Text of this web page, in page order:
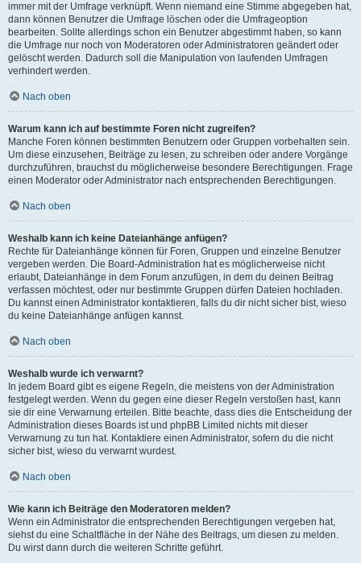
immer mit der Umfrage verknüpft. Wenn niemand eine Stimme abgegeben hat,
dann können Benutzer die Umfrage löschen oder die Umfrageoption
bearbeiten. Sollte allerdings schon ein Benutzer abgestimmt haben, so kann
die Umfrage nur noch von Moderatoren oder Administratoren geändert oder
gelöscht werden. Dadurch soll die Manipulation von laufenden Umfragen
verhindert werden.
Nach oben
Warum kann ich auf bestimmte Foren nicht zugreifen?
Manche Foren können bestimmten Benutzern oder Gruppen vorbehalten sein.
Um diese einzusehen, Beiträge zu lesen, zu schreiben oder andere Vorgänge
durchzuführen, brauchst du möglicherweise besondere Berechtigungen. Frage
einen Moderator oder Administrator nach entsprechenden Berechtigungen.
Nach oben
Weshalb kann ich keine Dateianhänge anfügen?
Rechte für Dateianhänge können für Foren, Gruppen und einzelne Benutzer
vergeben werden. Die Board-Administration hat es möglicherweise nicht
erlaubt, Dateianhänge in dem Forum anzufügen, in dem du deinen Beitrag
verfassen möchtest, oder nur bestimmte Gruppen dürfen Dateien hochladen.
Du kannst einen Administrator kontaktieren, falls du dir nicht sicher bist, wieso
du keine Dateianhänge anfügen kannst.
Nach oben
Weshalb wurde ich verwarnt?
In jedem Board gibt es eigene Regeln, die meistens von der Administration
festgelegt werden. Wenn du gegen eine dieser Regeln verstoßen hast, kann
sie dir eine Verwarnung erteilen. Bitte beachte, dass dies die Entscheidung der
Administration dieses Boards ist und phpBB Limited nichts mit dieser
Verwarnung zu tun hat. Kontaktiere einen Administrator, sofern du die nicht
sicher bist, wieso du verwarnt wurdest.
Nach oben
Wie kann ich Beiträge den Moderatoren melden?
Wenn ein Administrator die entsprechenden Berechtigungen vergeben hat,
siehst du eine Schaltfläche in der Nähe des Beitrags, um diesen zu melden.
Du wirst dann durch die weiteren Schritte geführt.